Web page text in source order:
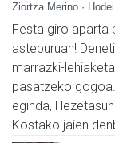
Ziortza Merino ·
Festa giro aparta
asteburuan!
marrazki-
pasatzeko
eginda,
Kostako jaien